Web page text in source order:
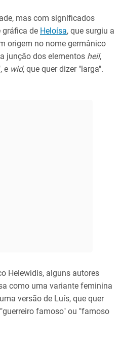
mas com significados
gráfica de Heloísa, que surgiu a
origem no nome germânico
junção dos elementos heil,
e wid, que quer dizer "larga".
Helewidis, alguns autores
como uma variante feminina
versão de Luís, que quer
famoso" ou "famoso